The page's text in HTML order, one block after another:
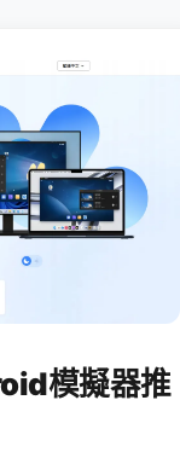
模擬器推